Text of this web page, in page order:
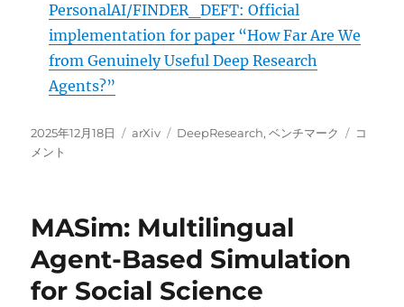
PersonalAI/FINDER_DEFT: Official
implementation for paper “How Far Are We
from Genuinely Useful Deep Research
Agents?”
投
稿
2025年12月18日
カ
arXiv
タ
DeepResearch,ベンチマーク
How
コ
メント
MASim: Multilingual
Agent-Based Simulation
for Social Science